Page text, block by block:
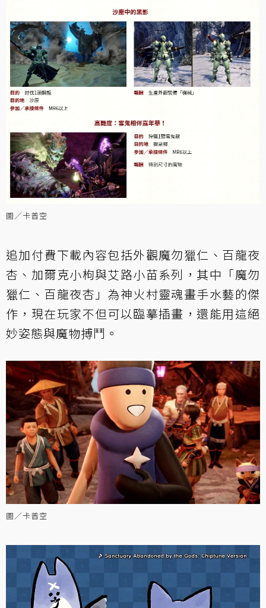
圖／卡普空
追加付費下載內容包括外觀魔勿獵仁、百龍夜
杏、加爾克小枸與艾路小苗系列，其中「魔勿
獵仁、百龍夜杏」為神火村靈魂畫手水藝的傑
作，現在玩家不但可以臨摹插畫，還能用這絕
妙姿態與魔物搏鬥。
圖／卡普空